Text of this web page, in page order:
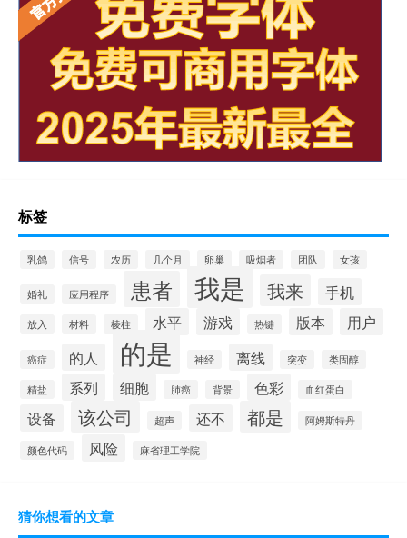
标签
乳鸽 信号 农历 几个月 卵巢 吸烟者 团队 女孩
婚礼 应用程序 患者 我是 我来 手机
放入 材料 棱柱 水平 游戏 热键 版本 用户
癌症 的人 的是 神经 离线 突变 类固醇
精盐 系列 细胞 肺癌 背景 色彩 血红蛋白
设备 该公司 超声 还不 都是 阿姆斯特丹
颜色代码 风险 麻省理工学院
猜你想看的文章